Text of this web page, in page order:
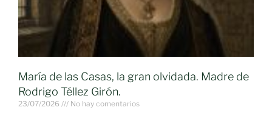
María de las Casas, la gran olvidada. Madre de
Rodrigo Téllez Girón.
23/07/2026 No hay comentarios